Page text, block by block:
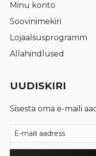
Minu konto
Soovinimekiri
Lojaalsusprogramm
Allahindlused
UUDISKIRI
Sisesta oma e-maili